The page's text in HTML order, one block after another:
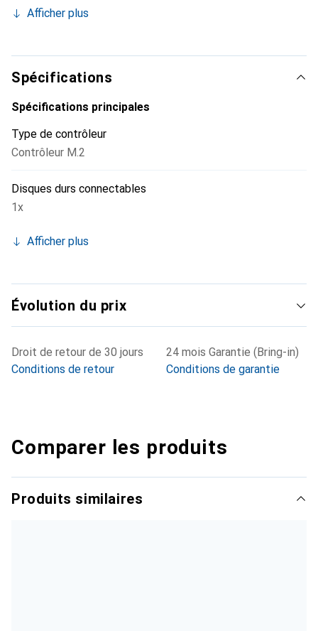
vitesse.
Afficher plus
Spécifications
Spécifications principales
Type de contrôleur
Contrôleur M.2
Disques durs connectables
1x
Afficher plus
Évolution du prix
Droit de retour de 30 jours
Conditions de retour
24 mois Garantie (Bring-in)
Conditions de garantie
Comparer les produits
Produits similaires